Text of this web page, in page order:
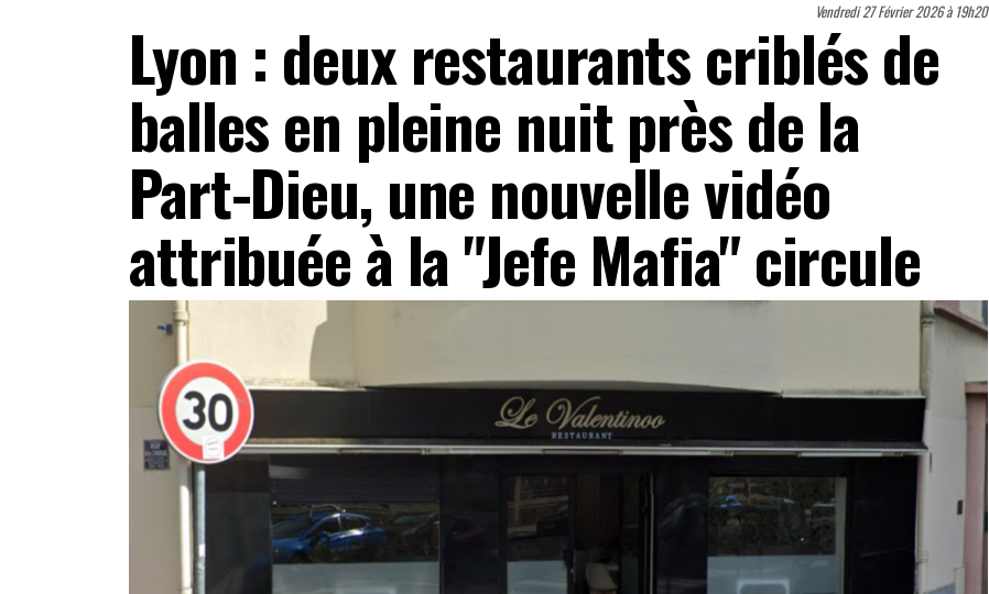
Vendredi 27 Février 2026 à 19h20
Lyon : deux restaurants criblés de
balles en pleine nuit près de la
Part-Dieu, une nouvelle vidéo
attribuée à la "Jefe Mafia" circule